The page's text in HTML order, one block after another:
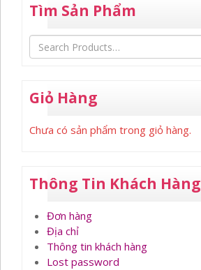
Tìm Sản Phẩm
Giỏ Hàng
Chưa có sản phẩm trong giỏ hàng.
Thông Tin Khách Hàng
Đơn hàng
Địa chỉ
Thông tin khách hàng
Lost password